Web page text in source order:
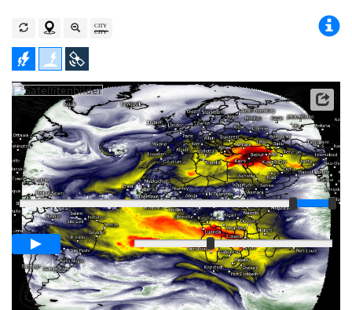
Satellitendaten: EUMETSAT
Player
Animationsspanne03:00h
Schnell
Langsam